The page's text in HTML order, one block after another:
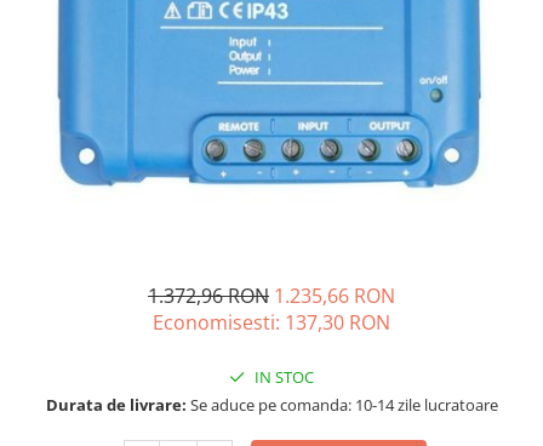
Acumulatori de stocare
Componente sisteme de balcon
1.372,96 RON 1.235,66 RON
Economisesti: 137,30 RON
IN STOC
Durata de livrare: Se aduce pe comanda: 10-14 zile lucratoare